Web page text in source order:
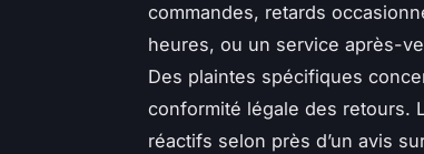
commandes, retards
heures, ou un service après-
Des plaintes spécifiques
conformité légale des retours.
réactifs selon près d’un avis